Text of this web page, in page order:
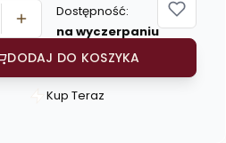
Dostępność:
na wyczerpaniu
DODAJ DO KOSZYKA
Szybki
Kup Teraz